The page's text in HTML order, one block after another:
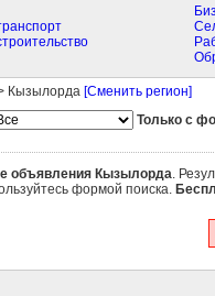
Кызылорда [Сменить регион]
Только с
объявления Кызылорда.
формой поиска.